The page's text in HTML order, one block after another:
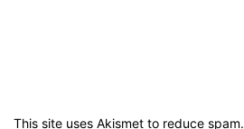
This site uses Akismet to reduce spam.